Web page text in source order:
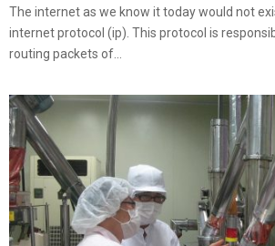
The internet as we know it today would not
internet protocol (ip). This protocol is
routing packets of...